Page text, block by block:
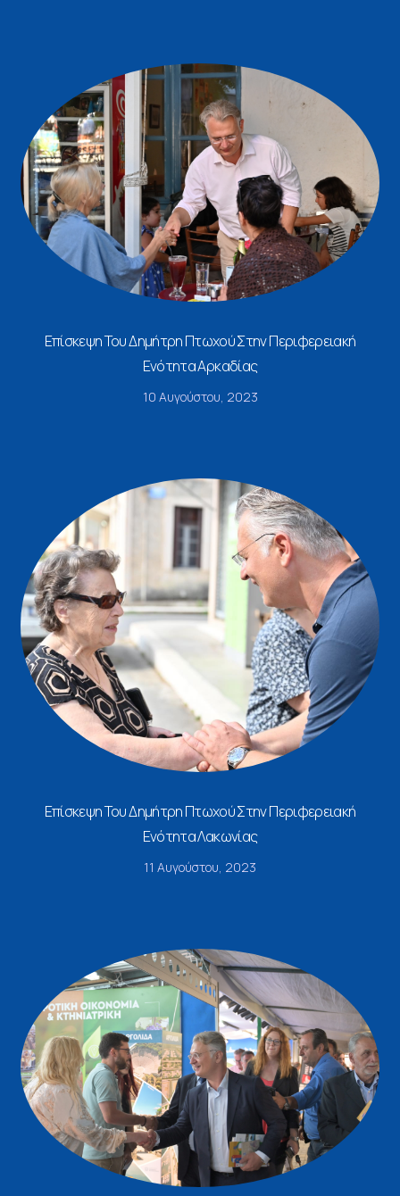
Επίσκεψη Του Δημήτρη Πτωχού Στην Περιφερειακή
Ενότητα Αρκαδίας
10 Αυγούστου, 2023
Επίσκεψη Του Δημήτρη Πτωχού Στην Περιφερειακή
Ενότητα Λακωνίας
11 Αυγούστου, 2023